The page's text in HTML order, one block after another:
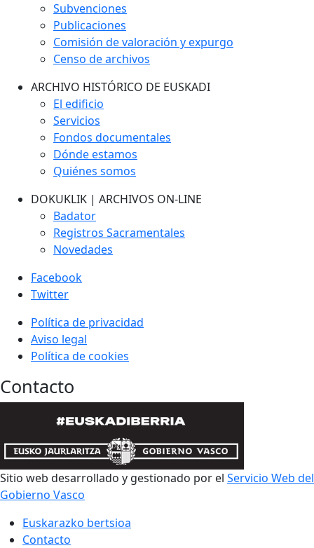
Subvenciones
Publicaciones
Comisión de valoración y expurgo
Censo de archivos
ARCHIVO HISTÓRICO DE EUSKADI
El edificio
Servicios
Fondos documentales
Dónde estamos
Quiénes somos
DOKUKLIK | ARCHIVOS ON-LINE
Badator
Registros Sacramentales
Novedades
Facebook
Twitter
Política de privacidad
Aviso legal
Política de cookies
Contacto
Sitio web desarrollado y gestionado por el Servicio Web del
Gobierno Vasco
Euskarazko bertsioa
Contacto